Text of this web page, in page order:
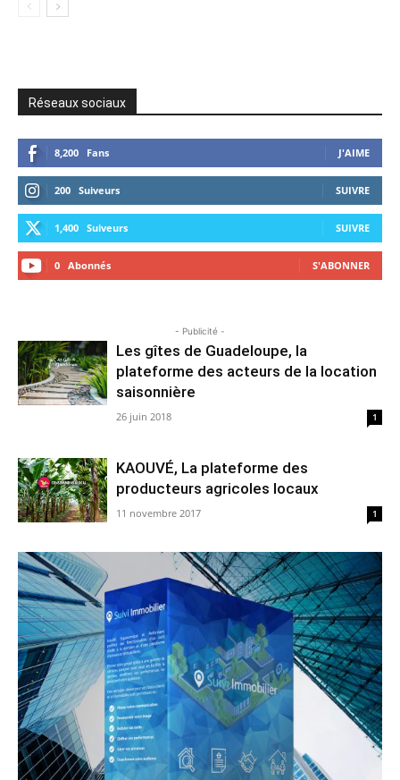
Réseaux sociaux
8,200 Fans J'AIME
200 Suiveurs SUIVRE
1,400 Suiveurs SUIVRE
0 Abonnés S'ABONNER
- Publicité -
Les gîtes de Guadeloupe, la
plateforme des acteurs de la location
saisonnière
26 juin 2018 1
KAOUVÉ, La plateforme des
producteurs agricoles locaux
11 novembre 2017 1